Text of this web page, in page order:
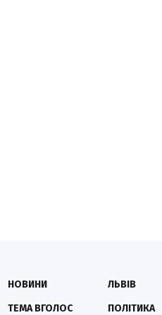
НОВИНИ
ТЕМА ВГОЛОС
ЛЬВІВ
ПОЛІТИКА